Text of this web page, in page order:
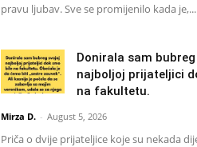
pravu ljubav. Sve se promijenilo kada je,...
Donirala sam
najboljoj prijateljici
na fakultetu.
Mirza D. - August 5, 2026
Priča o dvije prijateljice koje su nekada